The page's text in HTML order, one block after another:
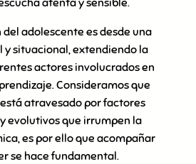
del adolescente es desde una
y situacional, extendiendo la
actores involucrados en
Consideramos que
atravesado por factores
evolutivos que irrumpen la
es por ello que acompañar
se hace fundamental.